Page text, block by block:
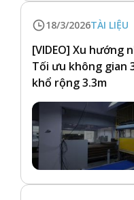
18/3/2026TÀI LIỆU
[VIDEO] Xu hướng
Tối ưu không gian
khổ rộng 3.3m